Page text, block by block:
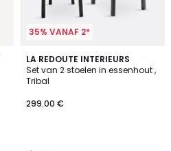
35% VANAF 2*
LA REDOUTE INTERIEURS
Set van 2 stoelen in essenhout ,
Tribal
299.00 €
3.9
/ 5